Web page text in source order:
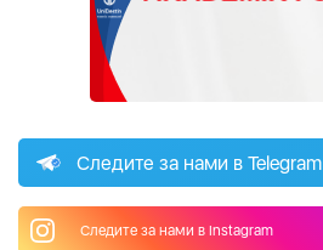
Следите за нами в Telegram
Следите за нами в Instagram